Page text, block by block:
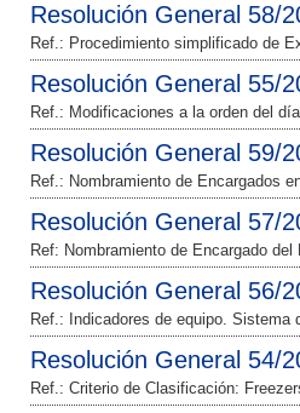
Resolución General 58/
Ref.: Procedimiento simplificado de
Resolución General 55/
Ref.: Modificaciones a la orden del
Resolución General 59/
Ref.: Nombramiento de Encargados
Resolución General 57/
Ref: Nombramiento de Encargado
Resolución General 56/
Ref.: Indicadores de equipo. Sistema
Resolución General 54/
Ref.: Criterio de Clasificación: